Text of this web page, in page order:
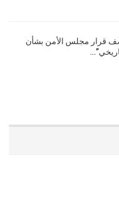
قرار مجلس الأمن بشأن